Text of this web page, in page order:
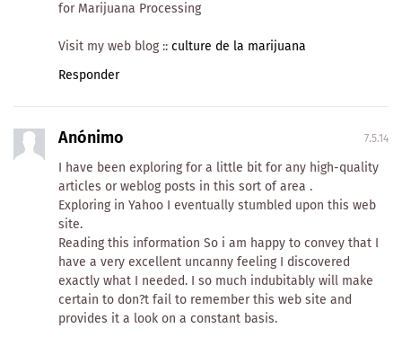
for Marijuana Processing
Visit my web blog :: culture de la marijuana
Responder
Anónimo 7.5.14
I have been exploring for a little bit for any high-quality
articles or weblog posts in this sort of area .
Exploring in Yahoo I eventually stumbled upon this web
site.
Reading this information So i am happy to convey that I
have a very excellent uncanny feeling I discovered
exactly what I needed. I so much indubitably will make
certain to don?t fail to remember this web site and
provides it a look on a constant basis.